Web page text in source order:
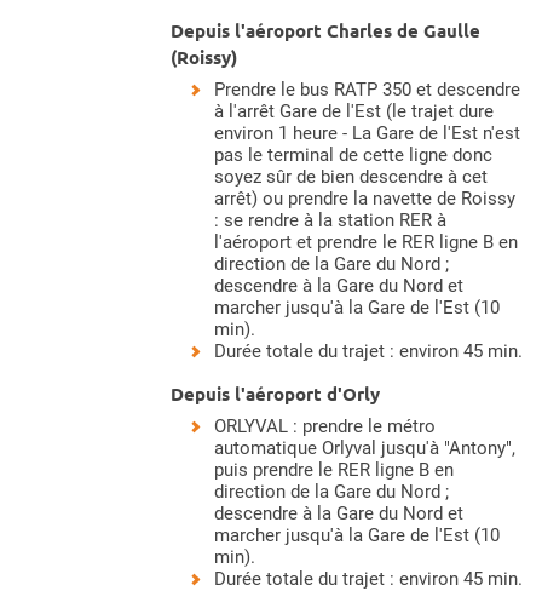
Depuis l'aéroport Charles de Gaulle
(Roissy)
Prendre le bus RATP 350 et descendre
à l'arrêt Gare de l'Est (le trajet dure
environ 1 heure - La Gare de l'Est n'est
pas le terminal de cette ligne donc
soyez sûr de bien descendre à cet
arrêt) ou prendre la navette de Roissy
: se rendre à la station RER à
l'aéroport et prendre le RER ligne B en
direction de la Gare du Nord ;
descendre à la Gare du Nord et
marcher jusqu'à la Gare de l'Est (10
min).
Durée totale du trajet : environ 45 min.
Depuis l'aéroport d'Orly
ORLYVAL : prendre le métro
automatique Orlyval jusqu'à "Antony",
puis prendre le RER ligne B en
direction de la Gare du Nord ;
descendre à la Gare du Nord et
marcher jusqu'à la Gare de l'Est (10
min).
Durée totale du trajet : environ 45 min.